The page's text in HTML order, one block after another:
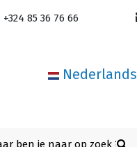
+324 85 36 76 66
Nederlands